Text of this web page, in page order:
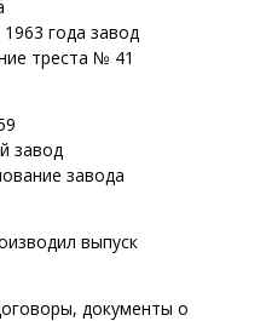
года завод
треста № 41
завод
завода
выпуск
документы о